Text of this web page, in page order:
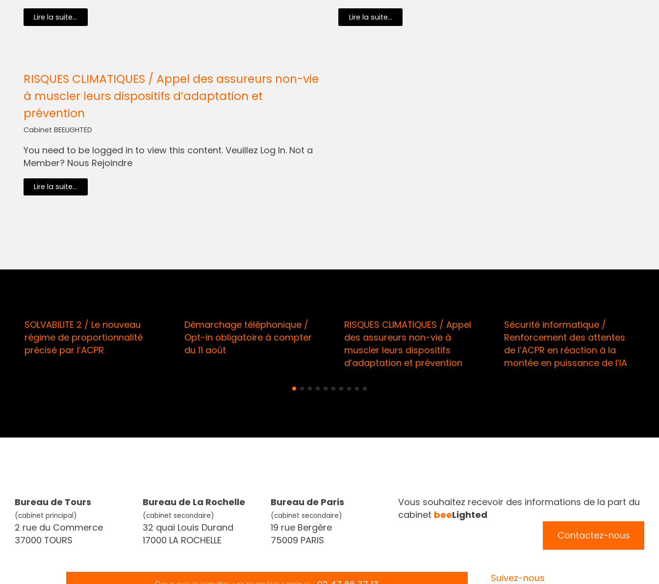
Lire la suite... Lire la suite...
RISQUES CLIMATIQUES / Appel des assureurs non-vie
à muscler leurs dispositifs d’adaptation et
prévention
Cabinet BEELIGHTED
You need to be logged in to view this content. Veuillez Log In. Not a
Member? Nous Rejoindre
Lire la suite...
2 / Le nouveau
de proportionnalité
par l’ACPR
Démarchage téléphonique /
Opt-in obligatoire à compter
RISQUES CLIMATIQUES / Appel
des assureurs non-vie à
muscler leurs dispositifs
d’adaptation et prévention
Sécurité informatique /
Renforcement des attentes
de l’ACPR en réaction à la
montée en puissance de l’IA
de gel
Bureau de Tours
(cabinet principal)
2 rue du Commerce
37000 TOURS
Bureau de La Rochelle
(cabinet secondaire)
32 quai Louis Durand
17000 LA ROCHELLE
Bureau de Paris
(cabinet secondaire)
19 rue Bergère
75009 PARIS
Vous souhaitez recevoir des informations de la part du
cabinet beeLighted
Contactez-nous
Suivez-nous